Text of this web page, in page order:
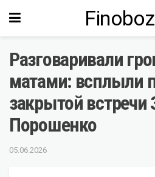
Разговаривали
матами: всплыли
закрытой встречи
Порошенко
05.06.2026